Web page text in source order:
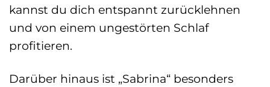
kannst du dich entspannt zurücklehnen
und von einem ungestörten Schlaf
profitieren.
Darüber hinaus ist „Sabrina“ besonders